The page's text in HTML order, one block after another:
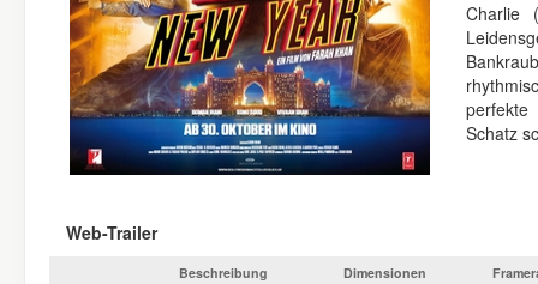
Charlie
perfekte
Schatz
Web-Trailer
Beschreibung Dimensionen